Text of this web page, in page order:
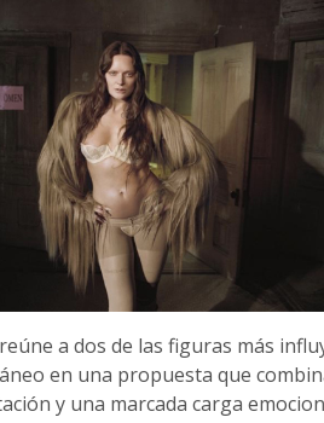
a dos de las figuras más
en una propuesta que
y una marcada carga